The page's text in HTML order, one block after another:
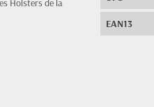
Holsters de la
EAN13